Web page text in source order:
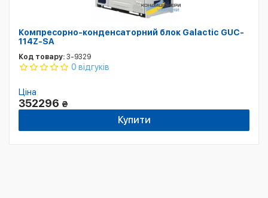
Компресорно-конденсаторний блок Galactic GUC-
114Z-SA
Код товару: 3-9329
0 відгуків
Ціна
352296 ₴
Купити